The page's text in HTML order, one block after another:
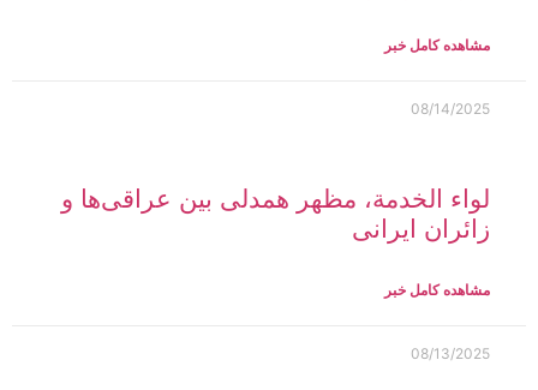
مشاهده کامل خبر
08/14/2025
لواء الخدمة، مظهر همدلی بین عراقی‌ها و
زائران ایرانی
مشاهده کامل خبر
08/13/2025